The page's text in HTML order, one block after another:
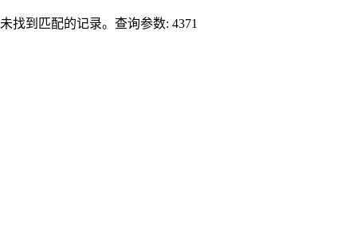
未找到匹配的记录。查询参数: 4371